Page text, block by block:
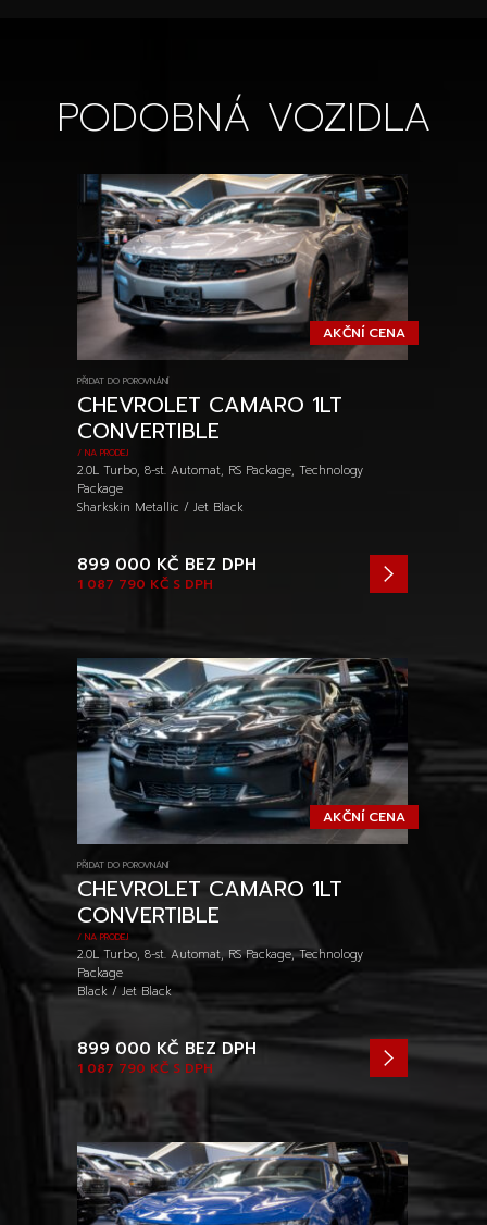
PODOBNÁ VOZIDLA
AKČNÍ CENA
PŘIDAT DO POROVNÁNÍ
CHEVROLET CAMARO 1LT
CONVERTIBLE
/ NA PRODEJ
2.0L Turbo, 8-st. Automat, RS Package, Technology
Package
Sharkskin Metallic / Jet Black
1 087 790 KČ S DPH
899 000 KČ BEZ DPH
AKČNÍ CENA
PŘIDAT DO POROVNÁNÍ
CHEVROLET CAMARO 1LT
CONVERTIBLE
/ NA PRODEJ
2.0L Turbo, 8-st. Automat, RS Package, Technology
Package
Black / Jet Black
1 087 790 KČ S DPH
899 000 KČ BEZ DPH